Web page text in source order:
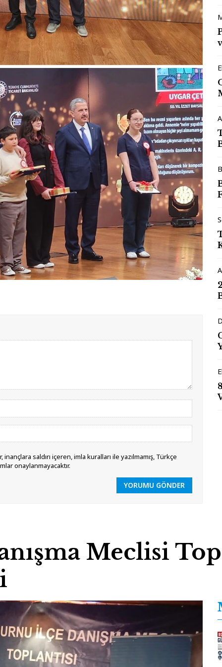
saldırı içeren, imla kuralları ile yazılmamış, Türkçe
onaylanmayacaktır.
YORUMU GÖNDER
Meclisi